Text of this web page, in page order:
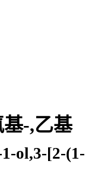
-,乙基
ol,3-[2-(1-